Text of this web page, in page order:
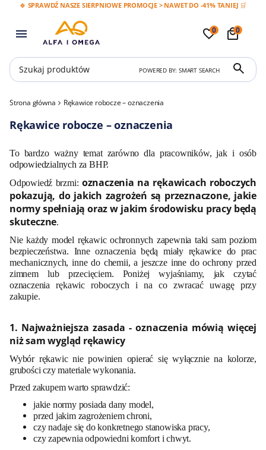
🍀 SPRAWDŹ NASZE SIERPNIOWE PROMOCJE > NAWET DO -41% TANIEJ 🛒
0 0
POWERED BY: SMART SEARCH
Strona główna Rękawice robocze – oznaczenia
Rękawice robocze – oznaczenia
To bardzo ważny temat zarówno dla pracowników, jak i osób
odpowiedzialnych za BHP.
Odpowiedź brzmi: oznaczenia na rękawicach roboczych
pokazują, do jakich zagrożeń są przeznaczone, jakie
normy spełniają oraz w jakim środowisku pracy będą
skuteczne.
Nie każdy model rękawic ochronnych zapewnia taki sam poziom
bezpieczeństwa. Inne oznaczenia będą miały rękawice do prac
mechanicznych, inne do chemii, a jeszcze inne do ochrony przed
zimnem lub przecięciem. Poniżej wyjaśniamy, jak czytać
oznaczenia rękawic roboczych i na co zwracać uwagę przy
zakupie.
1. Najważniejsza zasada - oznaczenia mówią więcej
niż sam wygląd rękawicy
Wybór rękawic nie powinien opierać się wyłącznie na kolorze,
grubości czy materiale wykonania.
Przed zakupem warto sprawdzić:
jakie normy posiada dany model,
przed jakim zagrożeniem chroni,
czy nadaje się do konkretnego stanowiska pracy,
czy zapewnia odpowiedni komfort i chwyt.